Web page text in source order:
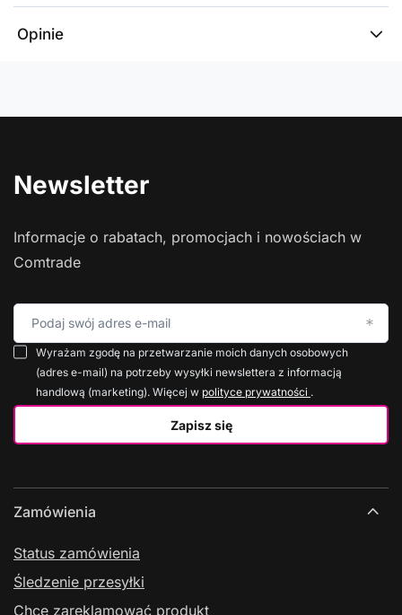
Opinie
Newsletter
Informacje o rabatach, promocjach i nowościach w
Comtrade
Podaj swój adres e-mail
Zapisz się
Wyrażam zgodę na przetwarzanie moich danych osobowych
(adres e-mail) na potrzeby wysyłki newslettera z informacją
handlową (marketing). Więcej w polityce prywatności .
Zamówienia
Status zamówienia
Śledzenie przesyłki
Chcę zareklamować produkt